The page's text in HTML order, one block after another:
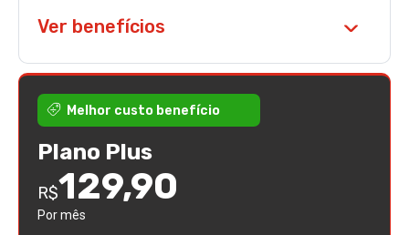
Ver benefícios
Melhor custo benefício
Plano Plus
R$129,90
Por mês